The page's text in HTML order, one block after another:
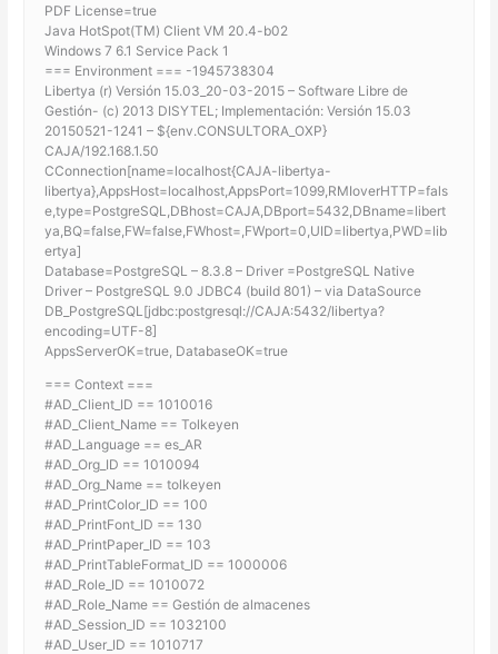
PDF License=true
Java HotSpot(TM) Client VM 20.4-b02
Windows 7 6.1 Service Pack 1
=== Environment === -1945738304
Libertya (r) Versión 15.03_20-03-2015 – Software Libre de
Gestión- (c) 2013 DISYTEL; Implementación: Versión 15.03
20150521-1241 – ${env.CONSULTORA_OXP}
CAJA/192.168.1.50
CConnection[name=localhost{CAJA-libertya-
libertya},AppsHost=localhost,AppsPort=1099,RMIoverHTTP=fals
e,type=PostgreSQL,DBhost=CAJA,DBport=5432,DBname=libert
ya,BQ=false,FW=false,FWhost=,FWport=0,UID=libertya,PWD=lib
ertya]
Database=PostgreSQL – 8.3.8 – Driver =PostgreSQL Native
Driver – PostgreSQL 9.0 JDBC4 (build 801) – via DataSource
DB_PostgreSQL[jdbc:postgresql://CAJA:5432/libertya?
encoding=UTF-8]
AppsServerOK=true, DatabaseOK=true
=== Context ===
#AD_Client_ID == 1010016
#AD_Client_Name == Tolkeyen
#AD_Language == es_AR
#AD_Org_ID == 1010094
#AD_Org_Name == tolkeyen
#AD_PrintColor_ID == 100
#AD_PrintFont_ID == 130
#AD_PrintPaper_ID == 103
#AD_PrintTableFormat_ID == 1000006
#AD_Role_ID == 1010072
#AD_Role_Name == Gestión de almacenes
#AD_Session_ID == 1032100
#AD_User_ID == 1010717